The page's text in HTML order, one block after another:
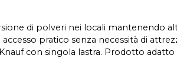
di polveri nei locali mantenendo
pratico senza necessità di
con singola lastra. Prodotto